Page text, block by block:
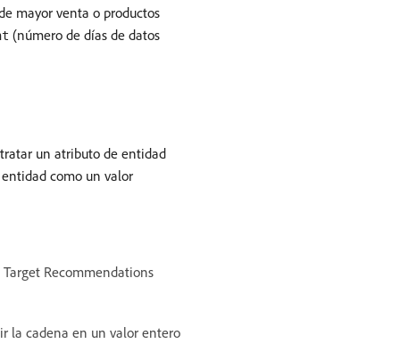
mayor venta o productos
(número de días de datos
un atributo de entidad
como un valor
Recommendations
la cadena en un valor entero